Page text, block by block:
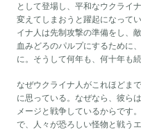
として登場し、平和なウクライ
変えてしまおうと躍起になって
イナ人は先制攻撃の準備をし、
血みどろのパルプにするために
に。そうして何年も、何十年も続
なぜウクライナ人がこれほどま
に思っている。なぜなら、彼ら
メージと戦争しているからです
で、人々が恐ろしい怪物と戦う